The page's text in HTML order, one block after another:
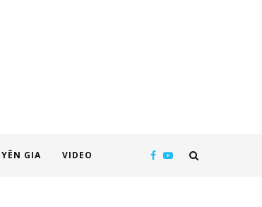
GIA VIDEO